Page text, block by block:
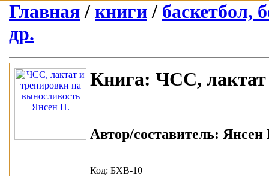
Главная / книги / баскетбол,
др.
Книга: ЧСС, лактат
Автор/составитель: Янсен
Код: БХВ-10